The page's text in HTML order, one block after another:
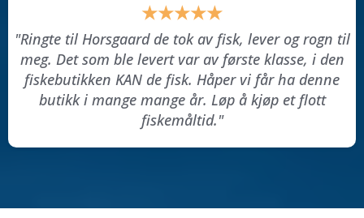
★★★★★
"Ringte til Horsgaard de tok av fisk, lever og rogn til
meg. Det som ble levert var av første klasse, i den
fiskebutikken KAN de fisk. Håper vi får ha denne
butikk i mange mange år. Løp å kjøp et flott
fiskemåltid."